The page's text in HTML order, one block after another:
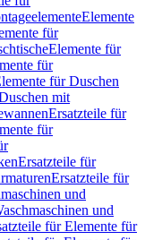
Elemente
für
Elemente für
für
für Duschen
mit
Ersatzteile für
für
Ersatzteile für
Ersatzteile für
und
und
für Elemente für